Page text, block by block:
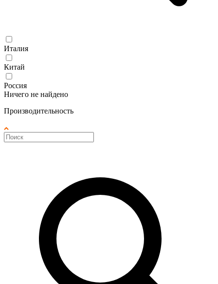
Италия
Китай
Россия
Ничего не найдено
Производительность